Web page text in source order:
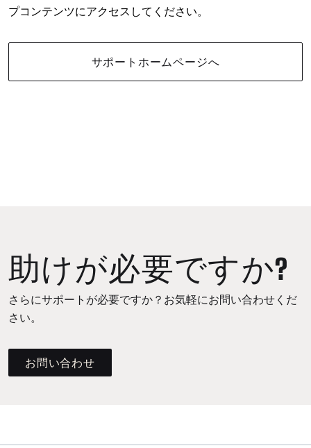
プコンテンツにアクセスしてください。
サポートホームページへ
助けが必要ですか?
さらにサポートが必要ですか？お気軽にお問い合わせくだ
さい。
お問い合わせ